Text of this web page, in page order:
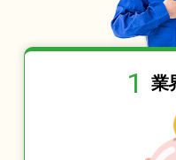
1 業